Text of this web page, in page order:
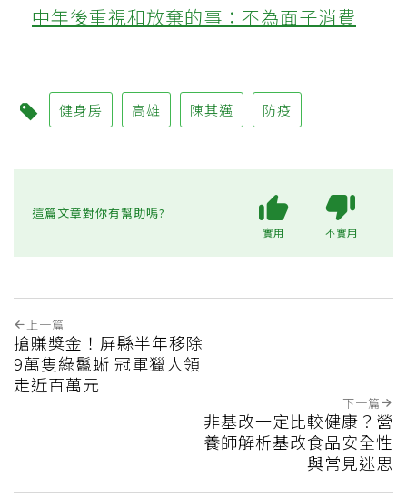
中年後重視和放棄的事：不為面子消費
健身房 高雄 陳其邁 防疫
這篇文章對你有幫助嗎?
實用 不實用
上一篇
搶賺獎金！屏縣半年移除
9萬隻綠鬣蜥 冠軍獵人領
走近百萬元
下一篇
非基改一定比較健康？營
養師解析基改食品安全性
與常見迷思